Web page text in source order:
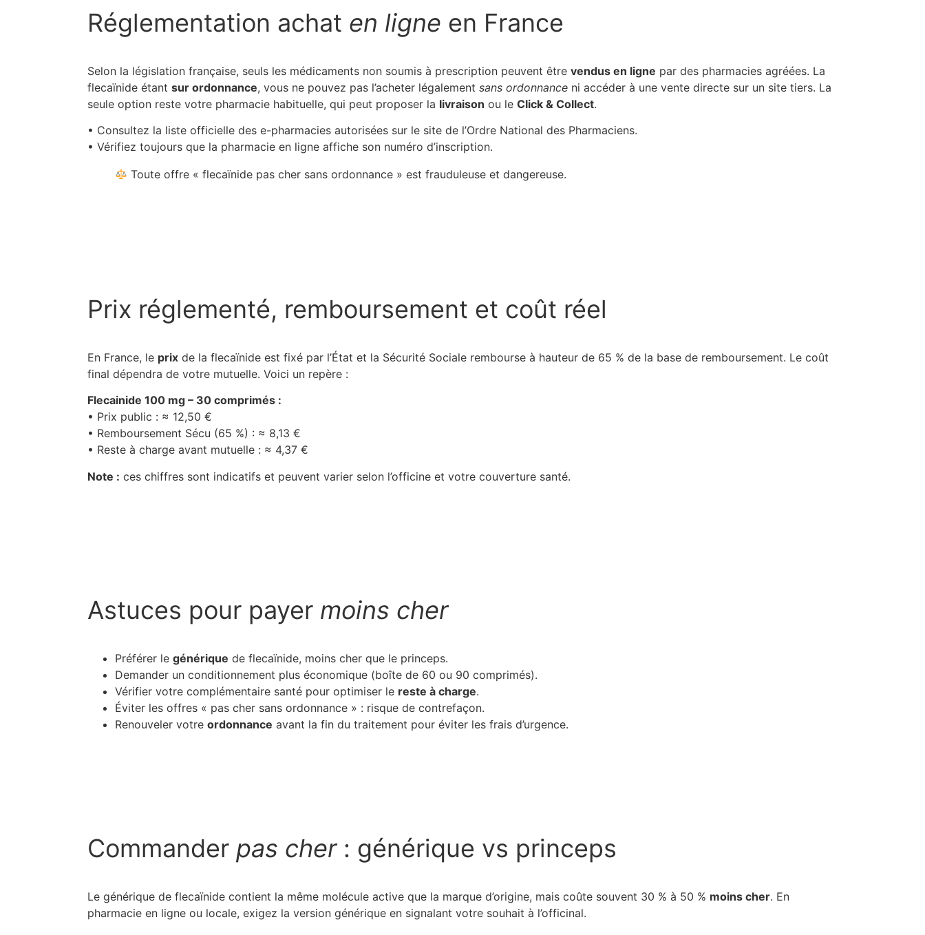
Réglementation achat en ligne en France
Selon la législation française, seuls les médicaments non soumis à prescription peuvent être vendus en ligne par des pharmacies agréées. La
flecaïnide étant sur ordonnance, vous ne pouvez pas l’acheter légalement sans ordonnance ni accéder à une vente directe sur un site tiers. La
seule option reste votre pharmacie habituelle, qui peut proposer la livraison ou le Click & Collect.
• Consultez la liste officielle des e-pharmacies autorisées sur le site de l’Ordre National des Pharmaciens.
• Vérifiez toujours que la pharmacie en ligne affiche son numéro d’inscription.
Toute offre « flecaïnide pas cher sans ordonnance » est frauduleuse et dangereuse.
Prix réglementé, remboursement et coût réel
En France, le prix de la flecaïnide est fixé par l’État et la Sécurité Sociale rembourse à hauteur de 65 % de la base de remboursement. Le coût
final dépendra de votre mutuelle. Voici un repère :
Flecainide 100 mg – 30 comprimés :
• Prix public : ≈ 12,50 €
• Remboursement Sécu (65 %) : ≈ 8,13 €
• Reste à charge avant mutuelle : ≈ 4,37 €
Note : ces chiffres sont indicatifs et peuvent varier selon l’officine et votre couverture santé.
Astuces pour payer moins cher
Préférer le générique de flecaïnide, moins cher que le princeps.
Demander un conditionnement plus économique (boîte de 60 ou 90 comprimés).
Vérifier votre complémentaire santé pour optimiser le reste à charge.
Éviter les offres « pas cher sans ordonnance » : risque de contrefaçon.
Renouveler votre ordonnance avant la fin du traitement pour éviter les frais d’urgence.
Commander pas cher: générique vs princeps
Le générique de flecaïnide contient la même molécule active que la marque d’origine, mais coûte souvent 30 % à 50 % moins cher. En
pharmacie en ligne ou locale, exigez la version générique en signalant votre souhait à l’officinal.